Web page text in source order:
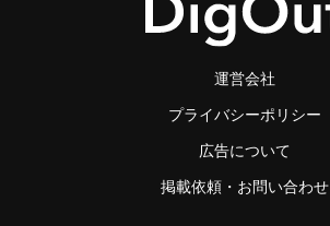
運営会社
プライバシーポリシー
広告について
掲載依頼・お問い合わせ